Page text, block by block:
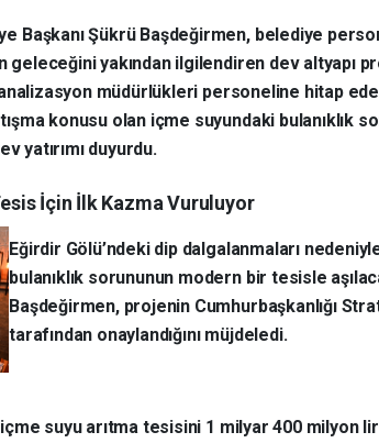
Başkanı Şükrü Başdeğirmen, belediye
yakından ilgilendiren dev altyapı
müdürlükleri personeline hitap
konusu olan içme suyundaki bulanıklık
yatırımı duyurdu.
İçin İlk Kazma Vuruluyor
Eğirdir Gölü’ndeki dip dalgalanmaları
bulanıklık sorununun modern bir tesisle
Başdeğirmen, projenin Cumhurbaşkanlığı
tarafından onaylandığını müjdeledi.
suyu arıtma tesisini 1 milyar 400 milyon